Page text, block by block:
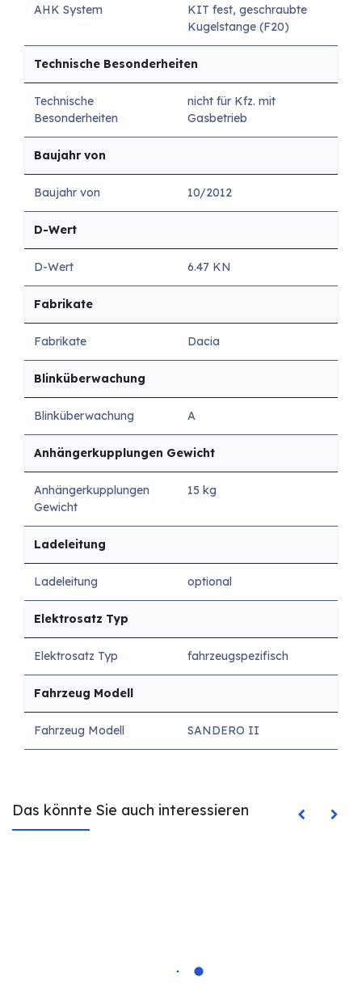
AHK System
KIT fest, geschraubte
Kugelstange (F20)
Technische Besonderheiten
Technische
Besonderheiten
nicht für Kfz. mit
Gasbetrieb
Baujahr von
Baujahr von 10/2012
D-Wert
D-Wert 6.47 KN
Fabrikate
Fabrikate Dacia
Blinküberwachung
Blinküberwachung A
Anhängerkupplungen Gewicht
Anhängerkupplungen
Gewicht
15 kg
Ladeleitung
Ladeleitung optional
Elektrosatz Typ
Elektrosatz Typ fahrzeugspezifisch
Fahrzeug Modell
Fahrzeug Modell SANDERO II
Das könnte Sie auch interessieren